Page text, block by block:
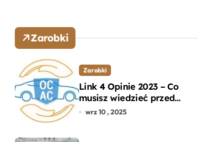
Zarobki
Zarobki
Link 4 Opinie 2023 – Co
musisz wiedzieć przed
wyborem ubezpieczenia
wrz 10 , 2025